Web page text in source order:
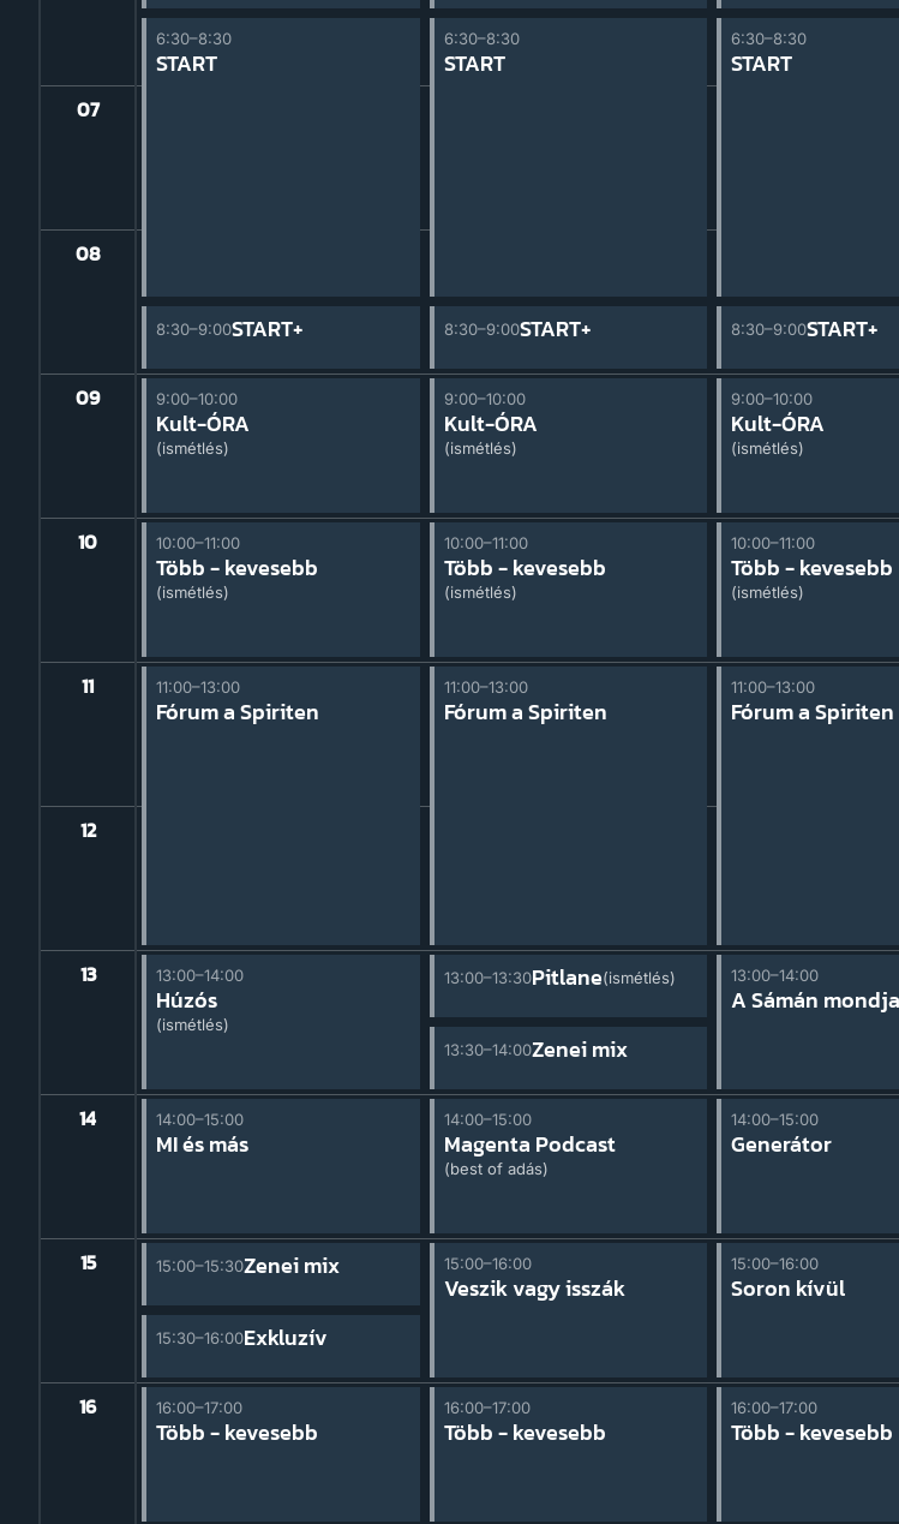
07
08
09
10
11
12
13
14
15
16
6:30–8:30
START
8:30–9:00START+
9:00–10:00
Kult-ÓRA
(ismétlés)
10:00–11:00
Több - kevesebb
(ismétlés)
11:00–13:00
Fórum a Spiriten
13:00–14:00
Húzós
(ismétlés)
14:00–15:00
MI és más
15:00–15:30Zenei mix
15:30–16:00Exkluzív
16:00–17:00
Több - kevesebb
6:30–8:30
START
8:30–9:00START+
9:00–10:00
Kult-ÓRA
(ismétlés)
10:00–11:00
Több - kevesebb
(ismétlés)
11:00–13:00
Fórum a Spiriten
13:00–13:30Pitlane(ismétlés)
13:30–14:00Zenei mix
14:00–15:00
Magenta Podcast
(best of adás)
15:00–16:00
Veszik vagy isszák
16:00–17:00
Több - kevesebb
6:30–8:30
START
8:30–9:00START+
9:00–10:00
Kult-ÓRA
(ismétlés)
10:00–11:00
Több - kevesebb
(ismétlés)
11:00–13:00
Fórum a Spiriten
13:00–14:00
A Sámán mondja
14:00–15:00
Generátor
15:00–16:00
Soron kívül
16:00–17:00
Több - kevesebb